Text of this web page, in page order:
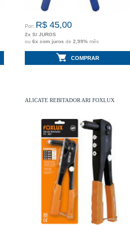
Por: R$ 45,00
2x S/ JUROS
ou 6x com juros de 2,99% mês
COMPRAR
ALICATE REBITADOR ARI FOXLUX